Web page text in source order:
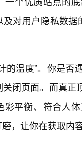
对用户隐私数
的温度”。你是
闭页面。而真
平衡、符合人
，让你在获取内